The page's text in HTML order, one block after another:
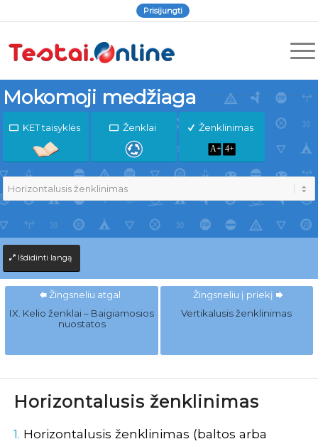
Prisijungti
Mokomoji medžiaga
KET taisyklės Ženklai Ženklinimas
Išdidinti langą
Žingsneliu atgal
IX. Kelio ženklai – Baigiamosios
nuostatos
Žingsneliu į priekį
Vertikalusis ženklinimas
Horizontalusis ženklinimas
1. Horizontalusis ženklinimas (baltos arba